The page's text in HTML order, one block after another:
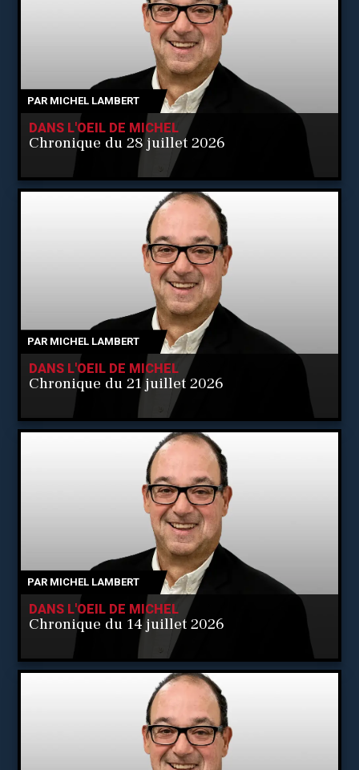
PAR MICHEL LAMBERT
DANS L'OEIL DE MICHEL
Chronique du 28 juillet 2026
PAR MICHEL LAMBERT
DANS L'OEIL DE MICHEL
Chronique du 21 juillet 2026
PAR MICHEL LAMBERT
DANS L'OEIL DE MICHEL
Chronique du 14 juillet 2026